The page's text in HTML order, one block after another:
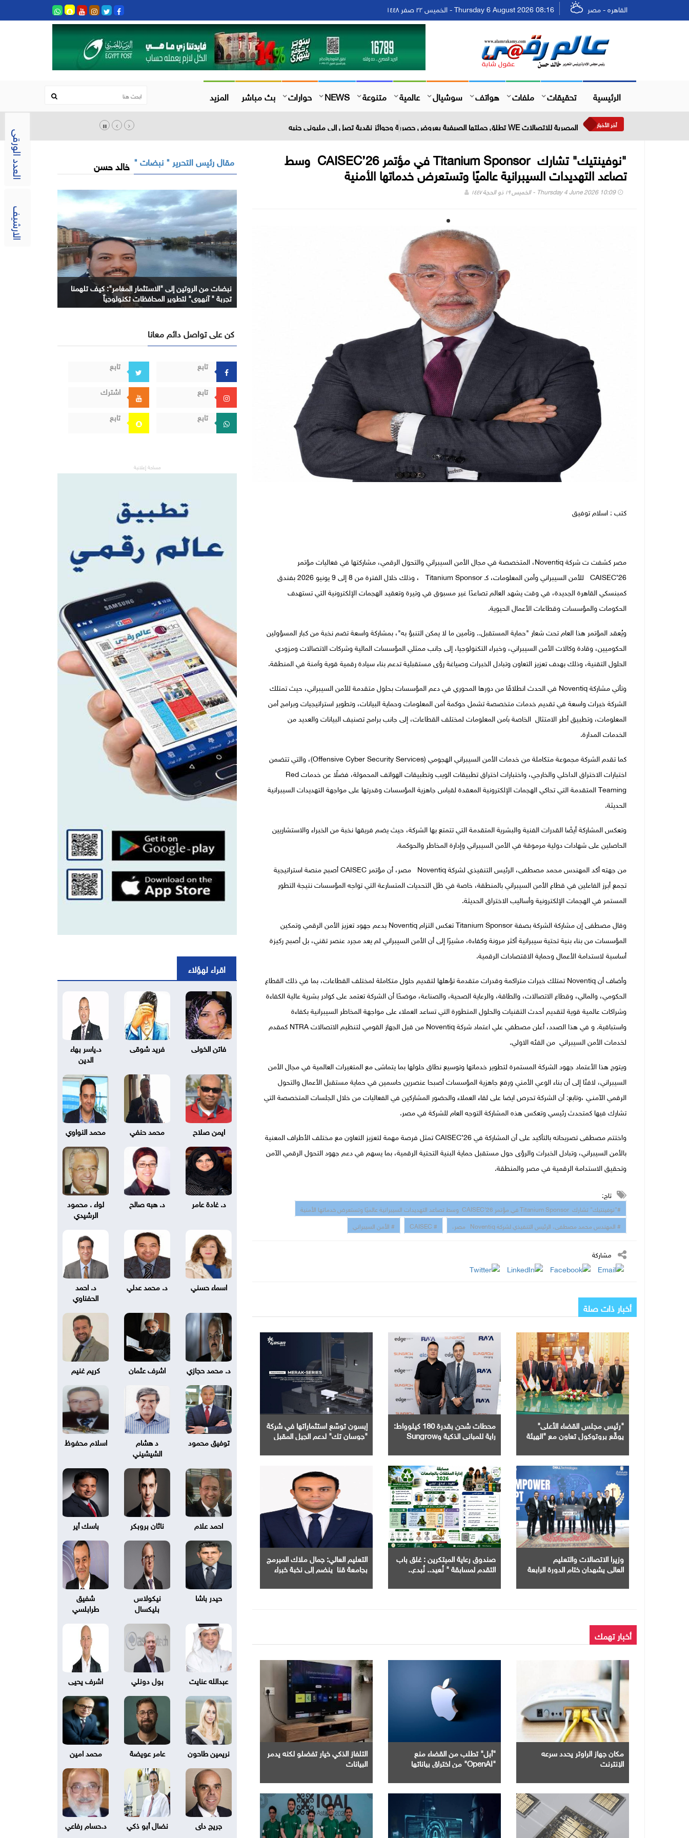
العدد الورقى
الارشيف
القاهره - مصر Thursday 6 August 2026 08:16 - الخميس ٢٢ صفر ١٤٤٨
الرئيسية تحقيقات ملفات هواتف سوشيال عالمية متنوعة NEWS حوارات بث مباشر المزيد
أخر الأخبار المصرية للاتصالات WE تطلق حملتها الصيفية بعروض حصرية وجوائز نقدية تصل إلى مليوني جنيه
"نوفينتيك" تشارك Titanium Sponsor في مؤتمر CAISEC’26 وسط
تصاعد التهديدات السيبرانية عالميًا وتستعرض خدماتها الأمنية
Thursday 4 June 2026 10:09 - الخميس ١٩ ذو الحجة ١٤٤٧
كتب : اسلام توفيق
مصر كشفت ت شركة Noventiq، المتخصصة في مجال الأمن السيبراني والتحول الرقمي، مشاركتها في فعاليات مؤتمر
CAISEC’26 للأمن السيبراني وأمن المعلومات، كـ Titanium Sponsor ، وذلك خلال الفترة من 8 إلى 9 يونيو 2026 بفندق
كمبنسكي القاهرة الجديدة، في وقت يشهد العالم تصاعدًا غير مسبوق في وتيرة وتعقيد الهجمات الإلكترونية التي تستهدف
الحكومات والمؤسسات وقطاعات الأعمال الحيوية.
ويُعقد المؤتمر هذا العام تحت شعار "حماية المستقبل.. وتأمين ما لا يمكن التنبؤ به"، بمشاركة واسعة تضم نخبة من كبار المسؤولين
الحكوميين، وقادة وكالات الأمن السيبراني، وخبراء التكنولوجيا، إلى جانب ممثلي المؤسسات المالية وشركات الاتصالات ومزودي
الحلول التقنية، وذلك بهدف تعزيز التعاون وتبادل الخبرات وصياغة رؤى مستقبلية تدعم بناء سيادة رقمية قوية وآمنة في المنطقة.
وتأتي مشاركة Noventiq في الحدث انطلاقًا من دورها المحوري في دعم المؤسسات بحلول متقدمة للأمن السيبراني، حيث تمتلك
الشركة خبرات واسعة في تقديم خدمات متخصصة تشمل حوكمة أمن المعلومات وحماية البيانات، وتطوير استراتيجيات وبرامج أمن
المعلومات، وتطبيق أطر الامتثال الخاصة بآمن المعلومات لمختلف القطاعات، إلى جانب برامج تصنيف البيانات والعديد من
الخدمات المدارة.
كما تقدم الشركة مجموعة متكاملة من خدمات الأمن السيبراني الهجومي (Offensive Cyber Security Services)، والتي تتضمن
اختبارات الاختراق الداخلي والخارجي، واختبارات اختراق تطبيقات الويب وتطبيقات الهواتف المحمولة، فضلًا عن خدمات Red
Teaming المتقدمة التي تحاكي الهجمات الإلكترونية المعقدة لقياس جاهزية المؤسسات وقدرتها على مواجهة التهديدات السيبرانية
الحديثة.
وتعكس المشاركة أيضًا القدرات الفنية والبشرية المتقدمة التي تتمتع بها الشركة، حيث يضم فريقها نخبة من الخبراء والاستشاريين
الحاصلين على شهادات دولية مرموقة في الأمن السيبراني وإدارة المخاطر والحوكمة.
من جهته أكد المهندس محمد مصطفى، الرئيس التنفيذي لشركة Noventiq مصر، أن مؤتمر CAISEC أصبح منصة استراتيجية
تجمع أبرز الفاعلين في قطاع الأمن السيبراني بالمنطقة، خاصة في ظل التحديات المتسارعة التي تواجه المؤسسات نتيجة التطور
المستمر في الهجمات الإلكترونية وأساليب الاختراق الحديثة.
وقال مصطفى إن مشاركة الشركة بصفة Titanium Sponsor تعكس التزام Noventiq بدعم جهود تعزيز الأمن الرقمي وتمكين
المؤسسات من بناء بنية تحتية سيبرانية أكثر مرونة وكفاءة، مشيرًا إلى أن الأمن السيبراني لم يعد مجرد عنصر تقني، بل أصبح ركيزة
أساسية لاستدامة الأعمال وحماية الاقتصادات الرقمية.
وأضاف أن Noventiq تمتلك خبرات متراكمة وقدرات متقدمة تؤهلها لتقديم حلول متكاملة لمختلف القطاعات، بما في ذلك القطاع
الحكومي، والمالي، وقطاع الاتصالات، والطاقة، والرعاية الصحية، والصناعة، موضحًا أن الشركة تعتمد على كوادر بشرية عالية الكفاءة
وشراكات عالمية قوية لتقديم أحدث التقنيات والحلول المتطورة التي تساعد العملاء على مواجهة المخاطر السيبرانية بكفاءة
واستباقية. و في هذا الصدد، أعلن مصطفي علي اعتماد شركة Noventiq من قبل الجهاز القومي لتنظيم الاتصالات NTRA كمقدم
لخدمات الأمن السيبراني من الفئه الاولي.
ويتوج هذا الأعتماد جهود الشركة المستمرة لتطوير خدماتها وتوسيع نطاق حلولها بما يتماشى مع المتغيرات العالمية في مجال الأمن
السيبراني، لافتًا إلى أن بناء الوعي الأمني ورفع جاهزية المؤسسات أصبحا عنصرين حاسمين في حماية مستقبل الأعمال والتحول
الرقمي الآمنـي ،وتابع: أن الشركة تحرص ايضا على لقاء العملاء والحضور المشاركين في الفعاليات من خلال الجلسات المتخصصة التي
تشارك فيها كمتحدث رئيسي وتعكس هذه المشاركة التوجه العام للشركة في مصر.
واختتم مصطفى تصريحاته بالتأكيد على أن المشاركة في CAISEC’26 تمثل فرصة مهمة لتعزيز التعاون مع مختلف الأطراف المعنية
بالأمن السيبراني، وتبادل الخبرات والرؤى حول مستقبل حماية البنية التحتية الرقمية، بما يسهم في دعم جهود التحول الرقمي الآمن
وتحقيق الاستدامة الرقمية في مصر والمنطقة.
تاج:
#"نوفينتيك" تشارك Titanium Sponsor في مؤتمر CAISEC’26 وسط تصاعد التهديدات السيبرانية عالميًا وتستعرض خدماتها الأمنية
# المهندس محمد مصطفى، الرئيس التنفيذي لشركة Noventiq مصر،
# CAISEC # الأمن السيبراني
مشاركة
أخبار ذات صلة
"رئيس مجلس القضاء الأعلى"
يوقّع بروتوكول تعاون مع "الهيئة
الإعلان الإلكتروني المسجل
محطات شحن بقدرة 180 كيلوواط:
راية للمباني الذكية وSungrow
لشحن المركبات الكهربائية في مصر
إبسون توسّع استثماراتها في شركة
"جوسان تك" لدعم الجيل المقبل
وزيرا الاتصالات والتعليم
العالي يشهدان ختام الدورة الرابعة
في مجال الذكاء الاصطناعي
صندوق رعاية المبتكرين : غلق باب
التقدم لمسابقة " نُعيد.. نُبدع..
التعليم العالي: جمال ملاك المبرمج
بجامعة قنا ينضم إلى نخبة خبراء
أخبار تهمك
مكان جهاز الراوتر يحدد سرعه
الإنترنت
"أبل" تطلب من القضاء منع
"OpenAI" من اختراق بياناتها
التلفاز الذكي خيار تفضلو لكنه يدمر
البيانات
مقال رئيس التحرير " نبضات " خالد حسن
نبضات من الروتين إلى "الاستثمار المغامر": كيف تلهمنا
تجربة " آنهوي" لتطوير المحافظات تكنولوجياً
كن على تواصل دائم معانا
تابع
تابع
تابع
اشترك
تابع
تابع
مساحة إعلانية
اقراء لهؤلاء
فاتن الخولى فريد شوقى
د.ياسر بهاء
الدين
ايمن صلاح محمد حنفي محمد النواوي
د. غادة عامر د. هبه صالح
لواء . محمود
الرشيدي
اسماء حسني د. محمد عدلي
د. احمد
الحفناوي
د. محمد حجازي اشرف عثمان كريم غنيم
توفيق محمود
د هشام
الشيشيني
اسلام محفوظ
احمد علام ناثان بروبكر باسك أير
حيدر باشا
نيكولاس
بليكسال
شفيق
طرابلسي
عبدالله عنايت بول دونلي اشرف يحيى
نريمين طاحون عامر عويضة محمد امين
جريج داى نضال أبو ذكي د.حسام رفاعي